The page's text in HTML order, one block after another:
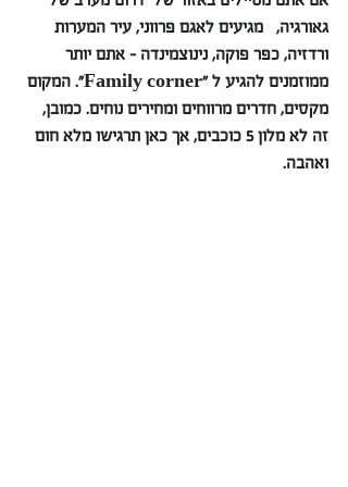
גאורגיה,   מגיעים לאגם פרווני, עיר המערות
ורדזיה, כפר פוקה, נינוצמינדה - אתם יותר
ממוזמנים להגיע ל "Family corner". המקום
מקסים, חדרים מרווחים ומחירים נוחים. כמובן,
זה לא מלון 5 כוכבים, אך כאן תרגישו מלא חום
ואהבה.